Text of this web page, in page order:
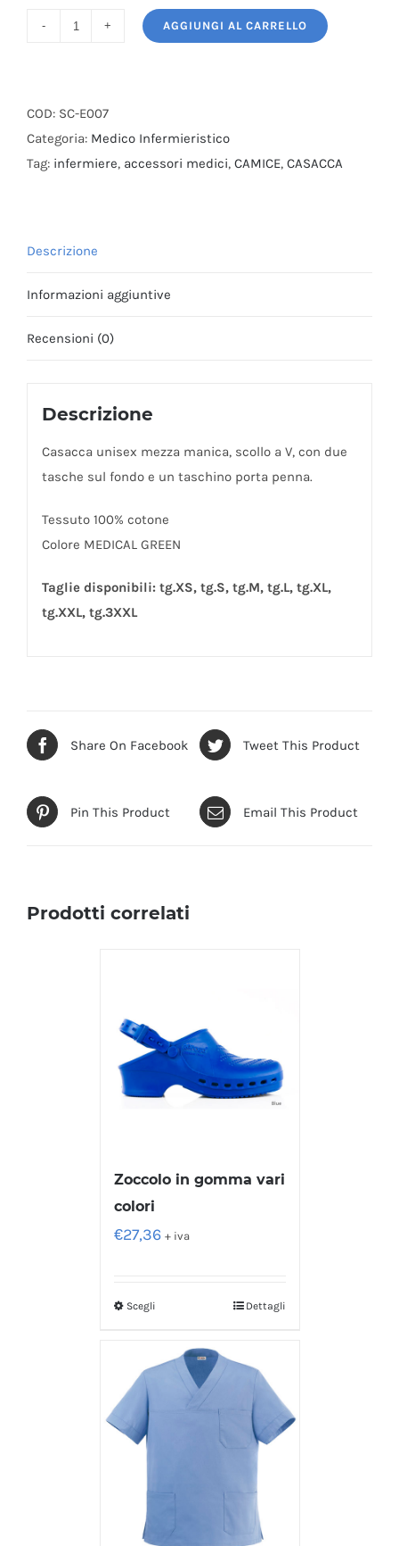
Cotone
100%
Verde
AGGIUNGI AL CARRELLO
COD: SC-E007
Categoria: Medico Infermieristico
Tag: infermiere, accessori medici, CAMICE, CASACCA
Descrizione
Informazioni aggiuntive
Recensioni (0)
Descrizione
Casacca unisex mezza manica, scollo a V, con due
tasche sul fondo e un taschino porta penna.
Tessuto 100% cotone
Colore MEDICAL GREEN
Taglie disponibili: tg.XS, tg.S, tg.M, tg.L, tg.XL,
tg.XXL, tg.3XXL
Share On Facebook Tweet This Product
Pin This Product Email This Product
Prodotti correlati
Zoccolo in gomma vari
colori
€27,36 + iva
Scegli Dettagli